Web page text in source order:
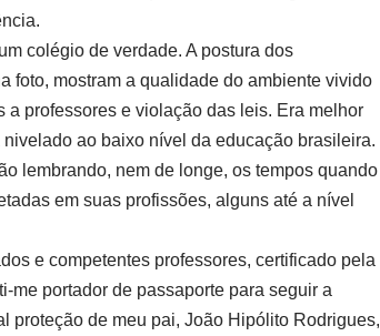
colégio de verdade. A postura dos
foto, mostram a qualidade do ambiente vivido
professores e violação das leis. Era melhor
ao baixo nível da educação brasileira.
lembrando, nem de longe, os tempos quando
em suas profissões, alguns até a nível
e competentes professores, certificado pela
me portador de passaporte para seguir a
proteção de meu pai, João Hipólito Rodrigues,